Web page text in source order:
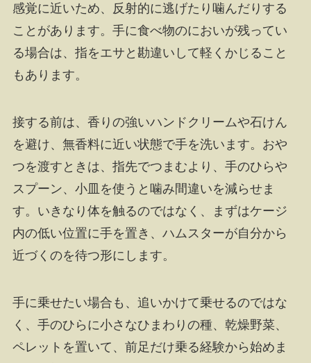
感覚に近いため、反射的に逃げたり噛んだりする
ことがあります。手に食べ物のにおいが残ってい
る場合は、指をエサと勘違いして軽くかじること
もあります。
接する前は、香りの強いハンドクリームや石けん
を避け、無香料に近い状態で手を洗います。おや
つを渡すときは、指先でつまむより、手のひらや
スプーン、小皿を使うと噛み間違いを減らせま
す。いきなり体を触るのではなく、まずはケージ
内の低い位置に手を置き、ハムスターが自分から
近づくのを待つ形にします。
手に乗せたい場合も、追いかけて乗せるのではな
く、手のひらに小さなひまわりの種、乾燥野菜、
ペレットを置いて、前足だけ乗る経験から始めま